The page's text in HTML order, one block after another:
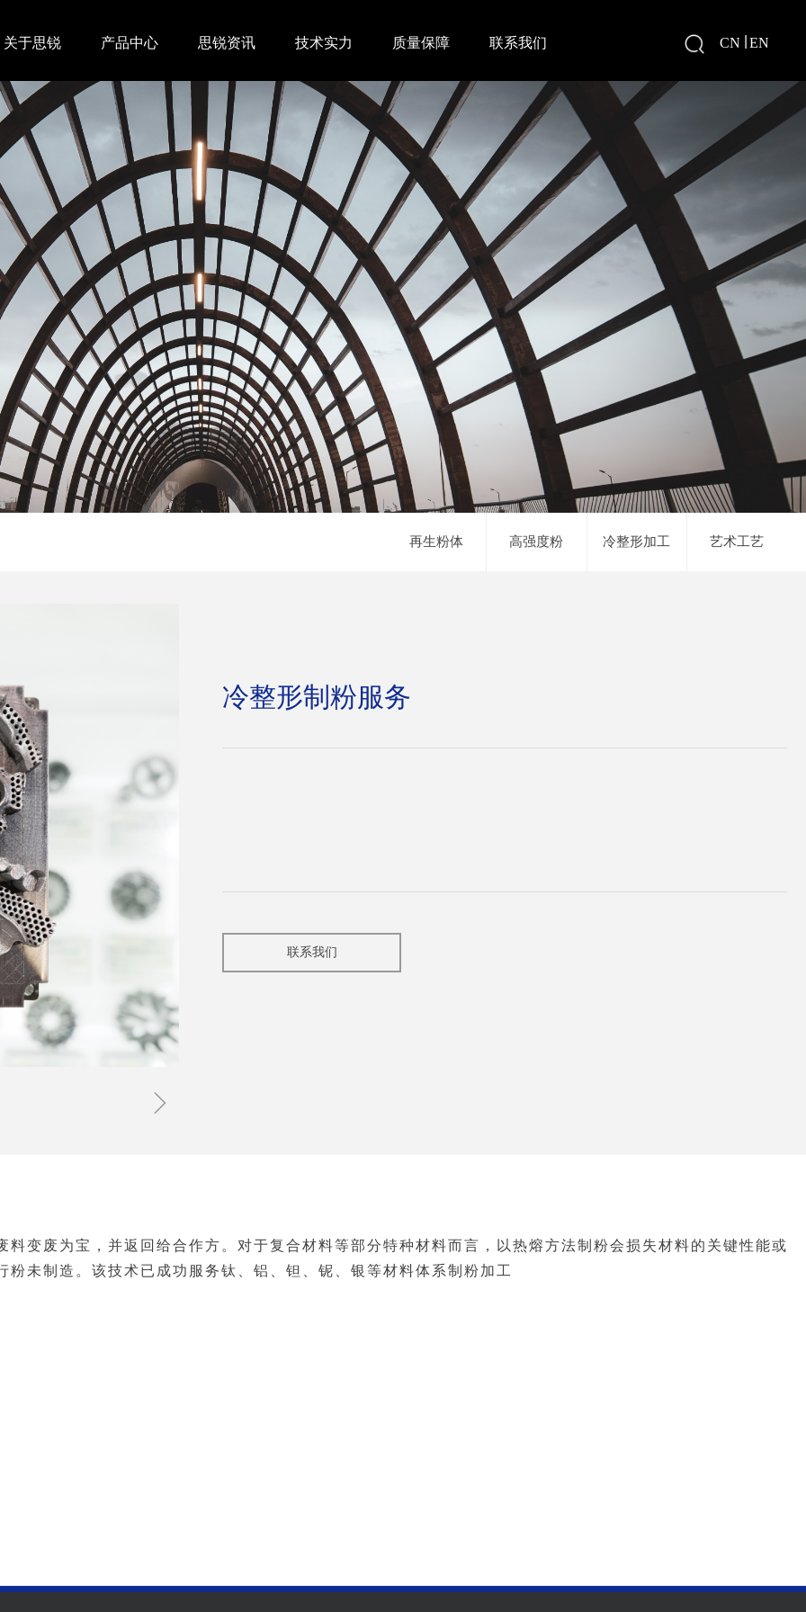
关于思锐 产品中心 思锐资讯 技术实力 质量保障 联系我们 CN EN
再生粉体 高强度粉 冷整形加工 艺术工艺
ꁇ
冷整形制粉服务
联系我们
变废为宝，并返回给合作方。对于复合材料等部分特种材料而言，以热熔方法制粉会损失材料的关键性能或
未制造。该技术已成功服务钛、铝、钽、铌、银等材料体系制粉加工